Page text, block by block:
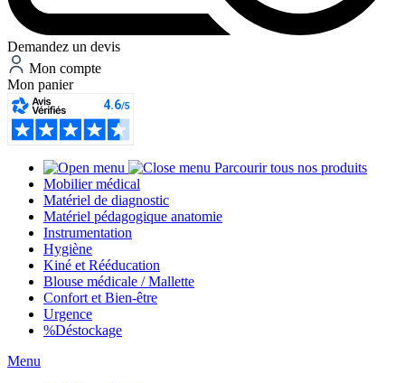
Demandez un devis
Mon compte
Mon panier
Parcourir tous nos produits
Mobilier médical
Matériel de diagnostic
Matériel pédagogique anatomie
Instrumentation
Hygiène
Kiné et Rééducation
Blouse médicale / Mallette
Confort et Bien-être
Urgence
%Déstockage
Menu